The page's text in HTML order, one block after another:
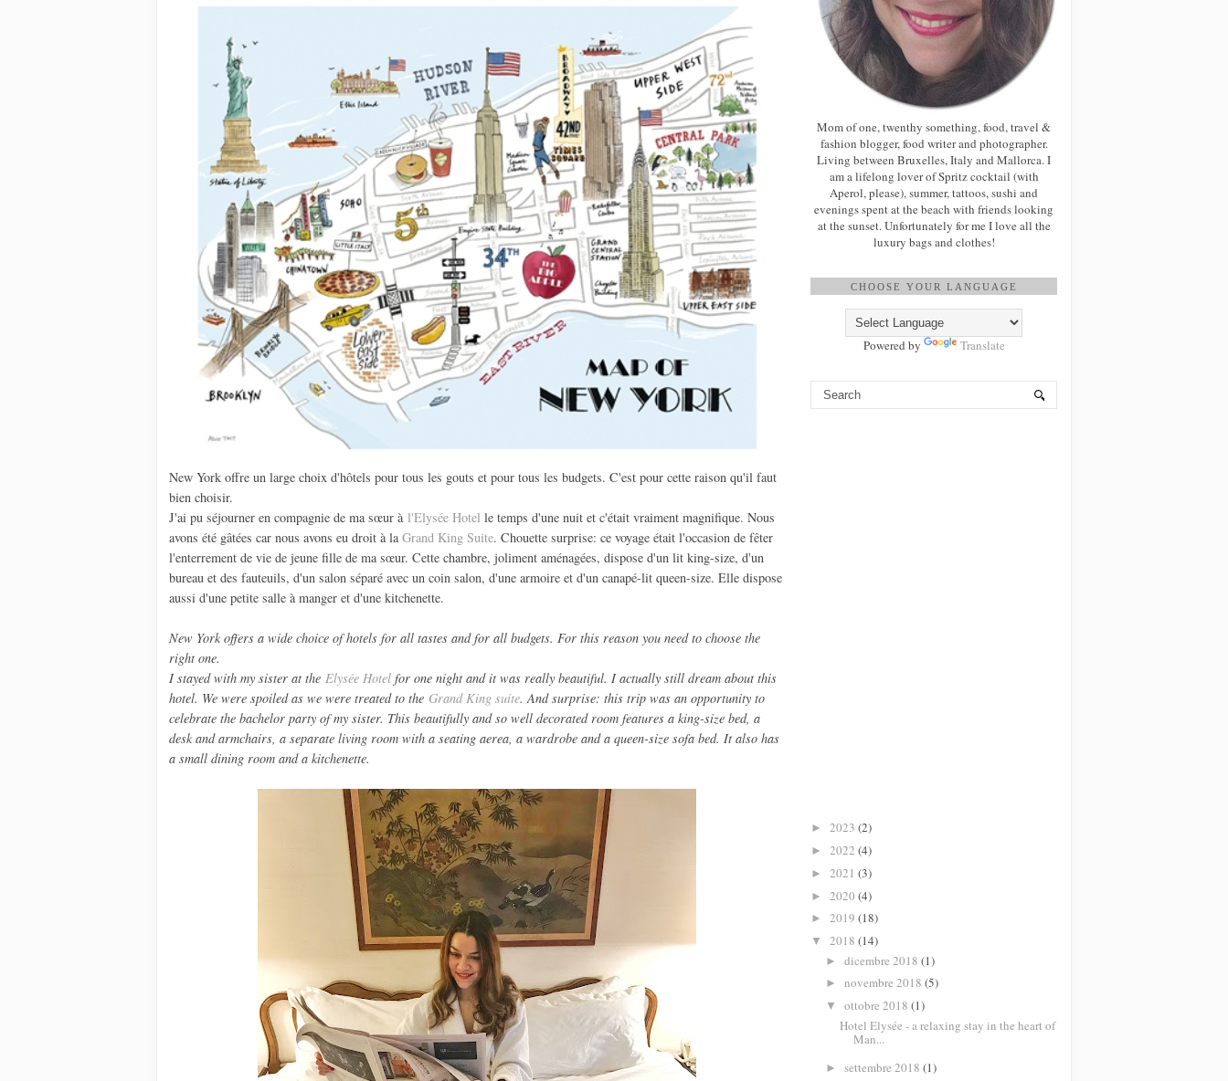
New York offre un large choix d'hôtels pour tous les gouts et pour tous les budgets. C'est pour cette raison qu'il faut
bien choisir.
J'ai pu séjourner en compagnie de ma sœur à l'Elysée Hotel le temps d'une nuit et c'était vraiment magnifique. Nous
avons été gâtées car nous avons eu droit à la Grand King Suite. Chouette surprise: ce voyage était l'occasion de fêter
l'enterrement de vie de jeune fille de ma sœur. Cette chambre, joliment aménagées, dispose d'un lit king-size, d'un
bureau et des fauteuils, d'un salon séparé avec un coin salon, d'une armoire et d'un canapé-lit queen-size. Elle dispose
aussi d'une petite salle à manger et d'une kitchenette.
New York offers a wide choice of hotels for all tastes and for all budgets. For this reason you need to choose the
right one.
I stayed with my sister at the Elysée Hotel for one night and it was really beautiful. I actually still dream about this
hotel. We were spoiled as we were treated to the Grand King suite. And surprise: this trip was an opportunity to
celebrate the bachelor party of my sister. This beautifully and so well decorated room features a king-size bed, a
desk and armchairs, a separate living room with a seating aerea, a wardrobe and a queen-size sofa bed. It also has
a small dining room and a kitchenette.
Mom of one, twenthy something, food, travel &
fashion blogger, food writer and photographer.
Living between Bruxelles, Italy and Mallorca. I
am a lifelong lover of Spritz cocktail (with
Aperol, please), summer, tattoos, sushi and
evenings spent at the beach with friends looking
at the sunset. Unfortunately for me I love all the
luxury bags and clothes!
CHOOSE YOUR LANGUAGE
Powered by Translate
► 2023 (2)
► 2022 (4)
► 2021 (3)
► 2020 (4)
► 2019 (18)
▼ 2018 (14)
► dicembre 2018 (1)
► novembre 2018 (5)
▼ ottobre 2018 (1)
Hotel Elysée - a relaxing stay in the heart of
Man...
► settembre 2018 (1)